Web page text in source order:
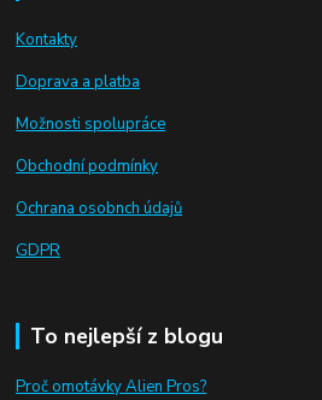
Kontakty
Doprava a platba
Možnosti spolupráce
Obchodní podmínky
Ochrana osobnch údajů
GDPR
To nejlepší z blogu
Proč omotávky Alien Pros?